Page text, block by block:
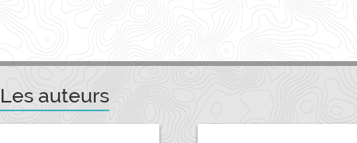
Les auteurs